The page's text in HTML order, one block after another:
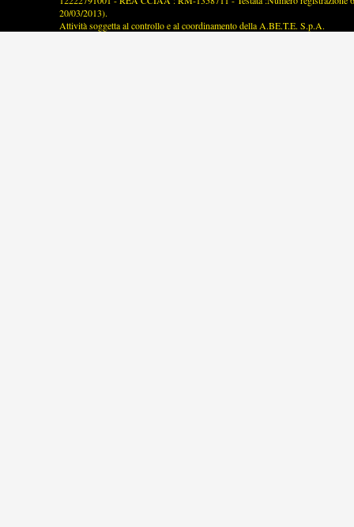
20/03/2013).
Attività soggetta al controllo e al coordinamento della A.BE.T.E. S.p.A.